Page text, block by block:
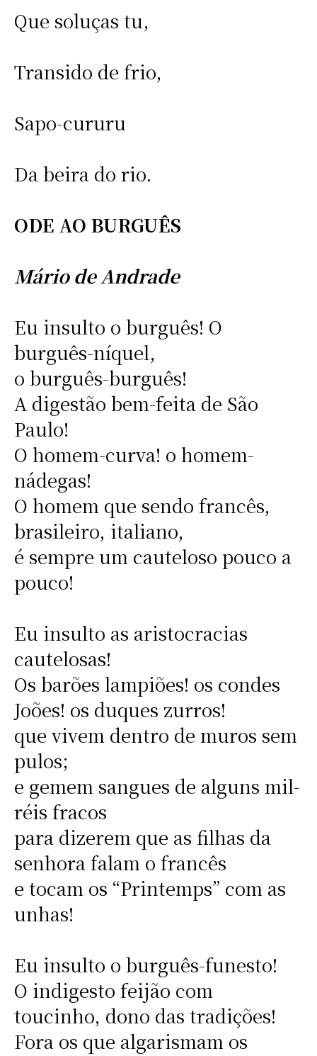
Que soluças tu,
Transido de frio,
Sapo-cururu
Da beira do rio.
ODE AO BURGUÊS
Mário de Andrade
Eu insulto o burguês! O
burguês-níquel,
o burguês-burguês!
A digestão bem-feita de São
Paulo!
O homem-curva! o homem-
nádegas!
O homem que sendo francês,
brasileiro, italiano,
é sempre um cauteloso pouco a
pouco!
Eu insulto as aristocracias
cautelosas!
Os barões lampiões! os condes
Joões! os duques zurros!
que vivem dentro de muros sem
pulos;
e gemem sangues de alguns mil-
réis fracos
para dizerem que as filhas da
senhora falam o francês
e tocam os “Printemps” com as
unhas!
Eu insulto o burguês-funesto!
O indigesto feijão com
toucinho, dono das tradições!
Fora os que algarismam os